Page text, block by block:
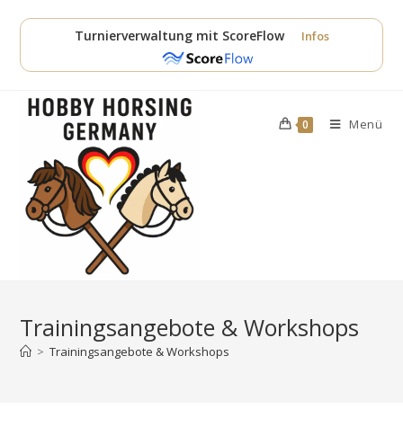
Inhalt
Turnierverwaltung mit ScoreFlow Infos
0 Menü
Trainingsangebote & Workshops
> Trainingsangebote & Workshops